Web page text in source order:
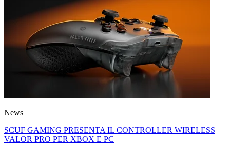
News
SCUF GAMING PRESENTA IL CONTROLLER WIRELESS
VALOR PRO PER XBOX E PC